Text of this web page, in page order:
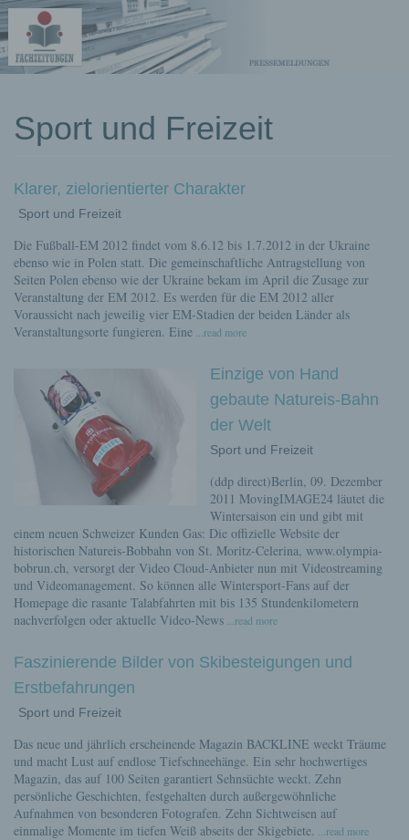
Pressemeldungen
Sport und Freizeit
Klarer, zielorientierter Charakter
Sport und Freizeit
Die Fußball-EM 2012 findet vom 8.6.12 bis 1.7.2012 in der Ukraine
ebenso wie in Polen statt. Die gemeinschaftliche Antragstellung von
Seiten Polen ebenso wie der Ukraine bekam im April die Zusage zur
Veranstaltung der EM 2012. Es werden für die EM 2012 aller
Voraussicht nach jeweilig vier EM-Stadien der beiden Länder als
Veranstaltungsorte fungieren. Eine ...read more
Einzige von Hand
gebaute Natureis-Bahn
der Welt
Sport und Freizeit
(ddp direct)Berlin, 09. Dezember
2011 MovingIMAGE24 läutet die
Wintersaison ein und gibt mit
einem neuen Schweizer Kunden Gas: Die offizielle Website der
historischen Natureis-Bobbahn von St. Moritz-Celerina, www.olympia-
bobrun.ch, versorgt der Video Cloud-Anbieter nun mit Videostreaming
und Videomanagement. So können alle Wintersport-Fans auf der
Homepage die rasante Talabfahrten mit bis 135 Stundenkilometern
nachverfolgen oder aktuelle Video-News ...read more
Faszinierende Bilder von Skibesteigungen und
Erstbefahrungen
Sport und Freizeit
Das neue und jährlich erscheinende Magazin BACKLINE weckt Träume
und macht Lust auf endlose Tiefschneehänge. Ein sehr hochwertiges
Magazin, das auf 100 Seiten garantiert Sehnsüchte weckt. Zehn
persönliche Geschichten, festgehalten durch außergewöhnliche
Aufnahmen von besonderen Fotografen. Zehn Sichtweisen auf
einmalige Momente im tiefen Weiß abseits der Skigebiete. ...read more